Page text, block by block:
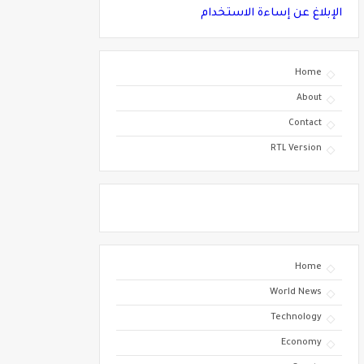
الإبلاغ عن إساءة الاستخدام
Home
About
Contact
RTL Version
Home
World News
Technology
Economy